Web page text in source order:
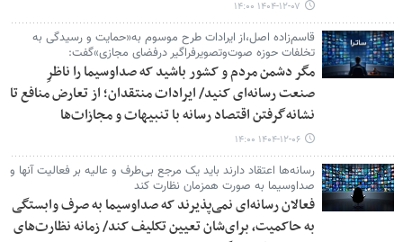
۱۴۰۴-۱۲-۰۷ ۱۴:۰۰
قاسم‌زاده اصل،از ایرادات طرح موسوم به«حمایت و رسیدگی به
تخلفات حوزه صوت‌وتصویرفراگیر درفضای مجازی»گفت:
مگر دشمن مردم و کشور باشید که صداوسیما را ناظرِ
صنعت رسانه‌ای کنید/ ایرادات منتقدان؛ از تعارض منافع تا
نشانه‌گرفتن اقتصاد رسانه با تنبیهات و مجازات‌ها
۱۴۰۴-۱۲-۰۶ ۱۴:۰۰
رسانه‌ها اعتقاد دارند باید یک مرجع بی‌طرف و عالیه بر فعالیت آنها و
صداوسیما به صورت همزمان نظارت کند
فعالان رسانه‌ای نمی‌پذیرند که صداوسیما به صرف وابستگی
به حاکمیت، برای‌شان تعیین تکلیف کند/ زمانه نظارت‌های